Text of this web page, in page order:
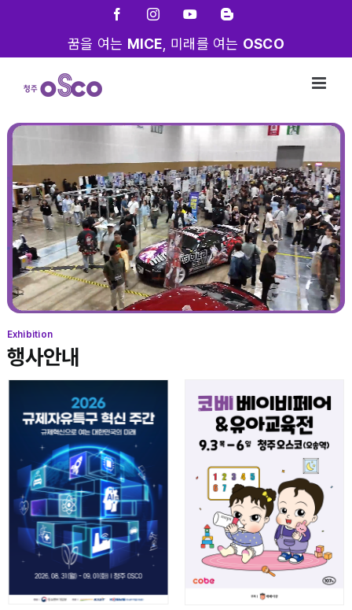
FacebookInstagramYouTubeBlogger
꿈을 여는 MICE , 미래를 여는 OSCO
Exhibition
행사안내